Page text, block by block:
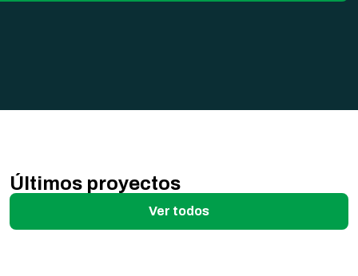
Últimos proyectos
Ver todos